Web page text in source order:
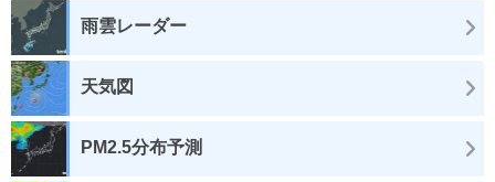
雨雲レーダー
天気図
PM2.5分布予測